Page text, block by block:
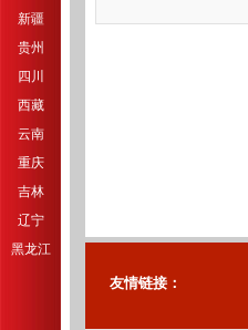
新疆
贵州
四川
西藏
云南
重庆
吉林
辽宁
黑龙江
友情链接：